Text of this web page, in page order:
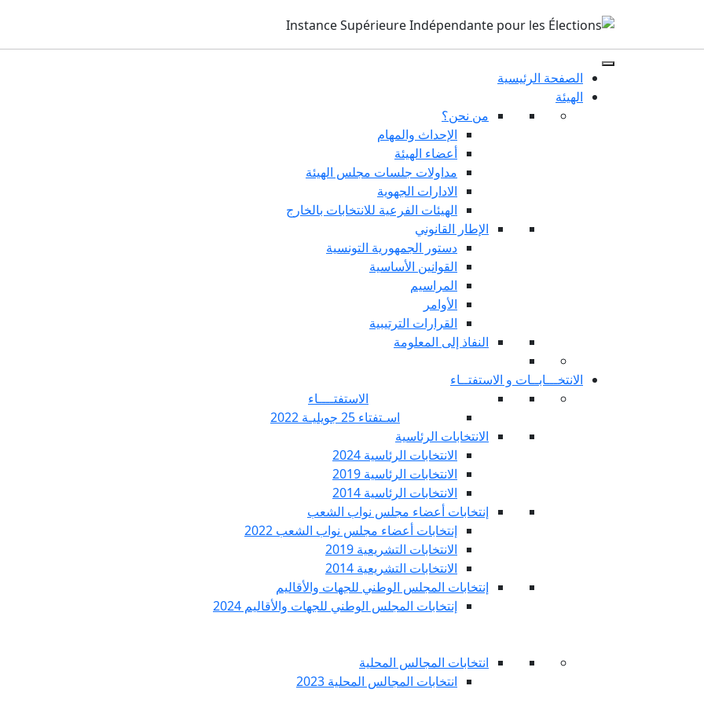
الصفحة الرئيسية
الهيئة
من نحن؟
الإحداث والمهام
أعضاء الهيئة
مداولات جلسات مجلس الهيئة
الادارات الجهوية
الهيئات الفرعية للانتخابات بالخارج
الإطار القانوني
دستور الجمهورية التونسية
القوانين الأساسية
المراسيم
الأوامر
القرارات الترتيبية
النفاذ إلى المعلومة
الانتخـــابــات و الاستفتــاء
الاستفتــــاء
اسـتفتاء 25 جويليـة 2022
الانتخابات الرئاسية
الانتخابات الرئاسية 2024
الانتخابات الرئاسية 2019
الانتخابات الرئاسية 2014
إنتخابات أعضاء مجلس نواب الشعب
إنتخابات أعضاء مجلس نواب الشعب 2022
الانتخابات التشريعية 2019
الانتخابات التشريعية 2014
إنتخابات المجلس الوطني للجهات والأقاليم
إنتخابات المجلس الوطني للجهات والأقاليم 2024
انتخابات المجالس المحلية
انتخابات المجالس المحلية 2023